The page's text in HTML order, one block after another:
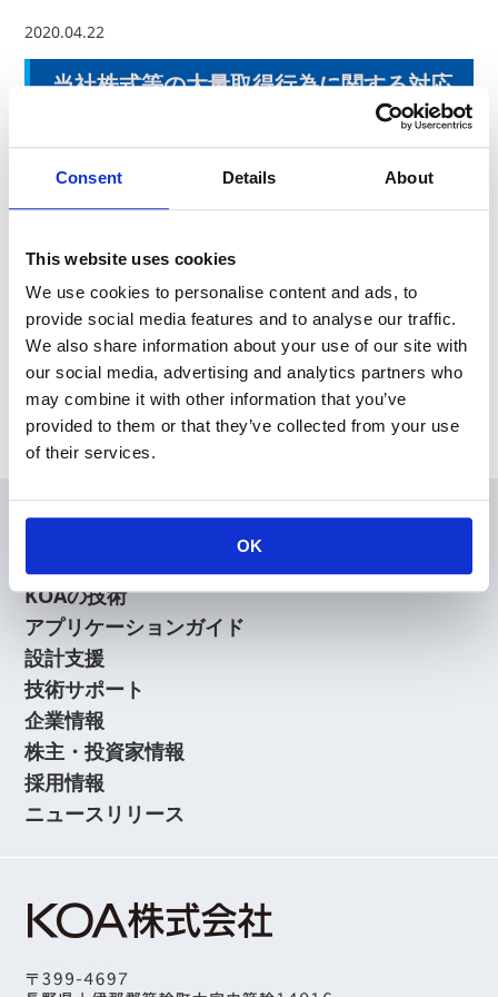
Consent Details About
This website uses cookies
We use cookies to personalise content and ads, to
provide social media features and to analyse our traffic.
We also share information about your use of our site with
our social media, advertising and analytics partners who
may combine it with other information that you’ve
provided to them or that they’ve collected from your use
of their services.
OK
2020.04.22
当社株式等の大量取得行為に関する対応
策（買収防衛策）非継続（廃止）に関す
るお知らせ
発表しました。
News Release
Archive
製品情報
KOAの技術
アプリケーションガイド
設計支援
技術サポート
企業情報
株主・投資家情報
採用情報
ニュースリリース